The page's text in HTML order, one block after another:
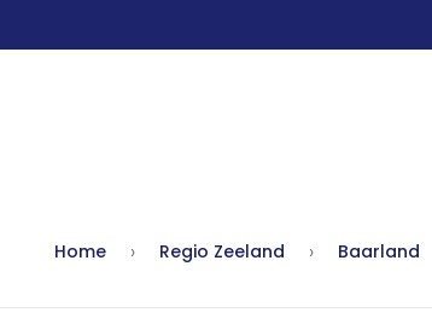
Home Regio Zeeland Baarland